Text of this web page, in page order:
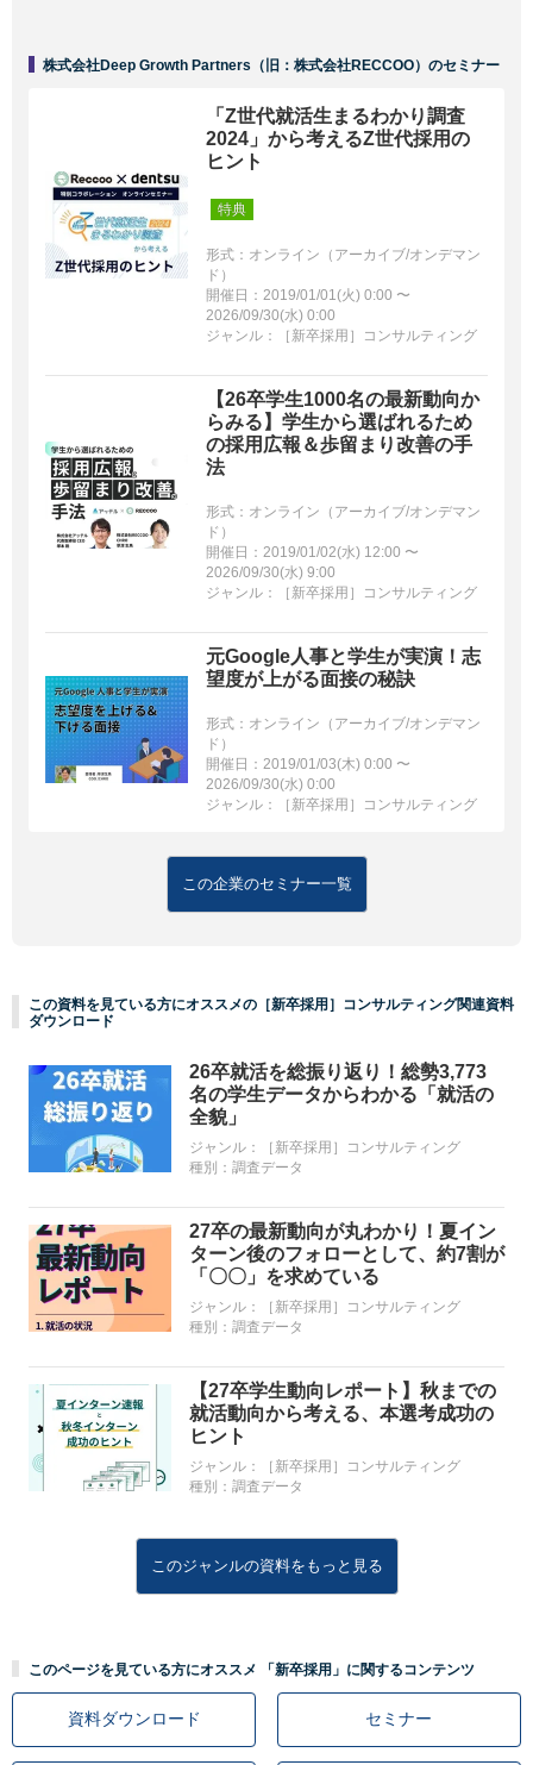
株式会社Deep Growth Partners（旧：株式会社RECCOO）のセミナー
「Z世代就活生まるわかり調査
2024」から考えるZ世代採用の
ヒント
特典
形式：オンライン（アーカイブ/オンデマン
ド）
開催日：2019/01/01(火) 0:00 〜
2026/09/30(水) 0:00
ジャンル：［新卒採用］コンサルティング
【26卒学生1000名の最新動向か
らみる】学生から選ばれるため
の採用広報＆歩留まり改善の手
法
形式：オンライン（アーカイブ/オンデマン
ド）
開催日：2019/01/02(水) 12:00 〜
2026/09/30(水) 9:00
ジャンル：［新卒採用］コンサルティング
元Google人事と学生が実演！志
望度が上がる面接の秘訣
形式：オンライン（アーカイブ/オンデマン
ド）
開催日：2019/01/03(木) 0:00 〜
2026/09/30(水) 0:00
ジャンル：［新卒採用］コンサルティング
この企業のセミナー一覧
この資料を見ている方にオススメの［新卒採用］コンサルティング関連資料
ダウンロード
26卒就活を総振り返り！総勢3,773
名の学生データからわかる「就活の
全貌」
ジャンル：
［新卒採用］コンサルティング
種別： 調査データ
27卒の最新動向が丸わかり！夏イン
ターン後のフォローとして、約7割が
「〇〇」を求めている
ジャンル：
［新卒採用］コンサルティング
種別： 調査データ
【27卒学生動向レポート】秋までの
就活動向から考える、本選考成功の
ヒント
ジャンル：
［新卒採用］コンサルティング
種別： 調査データ
このジャンルの資料をもっと見る
このページを見ている方にオススメ 「新卒採用」に関するコンテンツ
資料ダウンロード セミナー